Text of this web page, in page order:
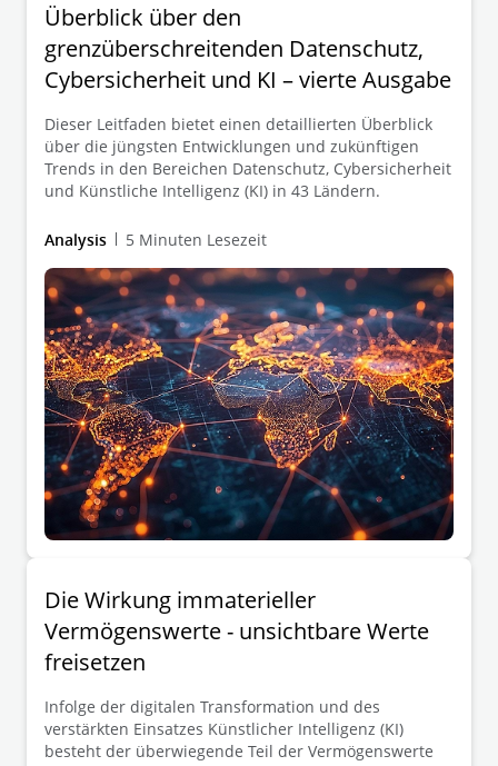
Überblick über den
grenzüberschreitenden Datenschutz,
Cybersicherheit und KI – vierte Ausgabe
Dieser Leitfaden bietet einen detaillierten Überblick
über die jüngsten Entwicklungen und zukünftigen
Trends in den Bereichen Datenschutz, Cybersicherheit
und Künstliche Intelligenz (KI) in 43 Ländern.
Analysis 5 Minuten Lesezeit
Die Wirkung immaterieller
Vermögenswerte - unsichtbare Werte
freisetzen
Infolge der digitalen Transformation und des
verstärkten Einsatzes Künstlicher Intelligenz (KI)
besteht der überwiegende Teil der Vermögenswerte